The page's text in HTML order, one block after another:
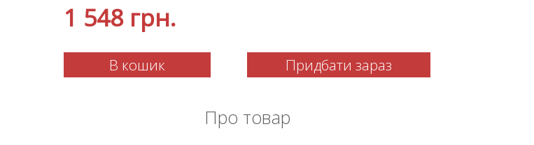
1 548грн.
В кошик Придбати зараз
Про товар